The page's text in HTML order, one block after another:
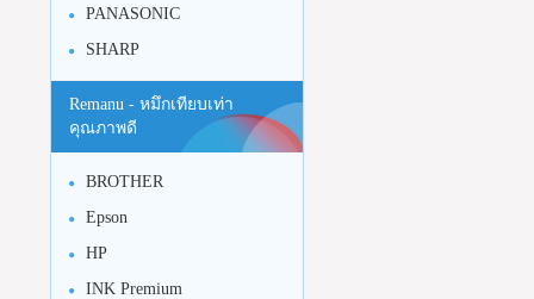
PANASONIC
SHARP
Remanu - หมึกเทียบเท่า
คุณภาพดี
BROTHER
Epson
HP
INK Premium